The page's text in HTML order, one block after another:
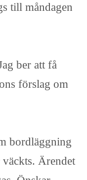
till måndagen
ber att få
förslag om
bordläggning
Ärendet